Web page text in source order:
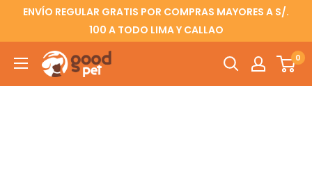
ENVÍO REGULAR GRATIS POR COMPRAS MAYORES A S/.
100 A TODO LIMA Y CALLAO
0